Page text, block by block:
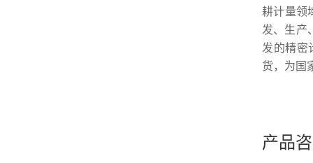
耕计量领
发、生产
发的精密
货，为国
产品